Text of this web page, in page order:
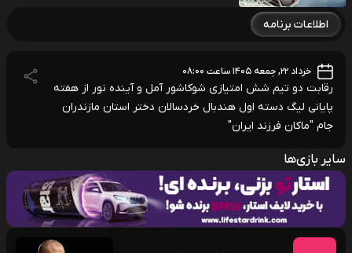
اطلاعات برنامه
خرداد ۲۲, جمعه ۱۴۰۵ ساعت ۰۸:۰۰
رقابت دو تیم شش امتیازی شوکاشور آمل و آینده نور از هفته
پایانی لیگ دسته اول هندبال خردسالان دختر استان مازندران
جام "ماکان فرزند ایران"
سایر بازی‌ها